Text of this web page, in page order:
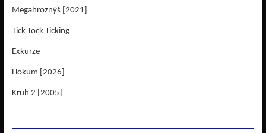
Megahroznýš [2021]
Tick Tock Ticking
Exkurze
Hokum [2026]
Kruh 2 [2005]